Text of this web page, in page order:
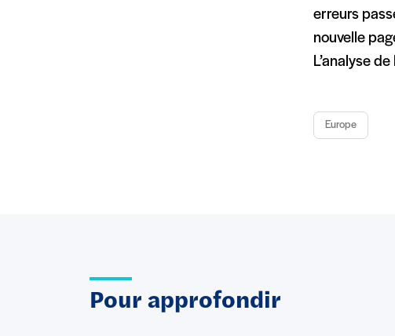
erreurs
nouvelle
L’analyse
Europe
Pour approfondir